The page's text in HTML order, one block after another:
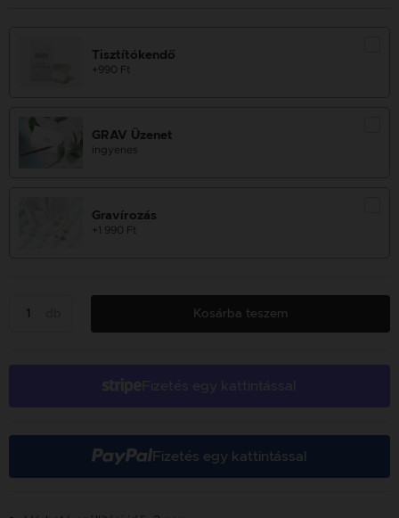
Tisztítókendő
+990 Ft
GRAV Üzenet
ingyenes
Gravírozás
+1 990 Ft
Kosárba teszem
Fizetés egy kattintással